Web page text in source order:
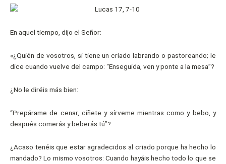
En aquel tiempo, dijo el Señor:
«¿Quién de vosotros, si tiene un criado labrando o pastoreando; le
dice cuando vuelve del campo: “Enseguida, ven y ponte a la mesa”?
¿No le diréis más bien:
“Prepárame de cenar, cíñete y sírveme mientras como y bebo, y
después comerás y beberás tú”?
¿Acaso tenéis que estar agradecidos al criado porque ha hecho lo
mandado? Lo mismo vosotros: Cuando hayáis hecho todo lo que se